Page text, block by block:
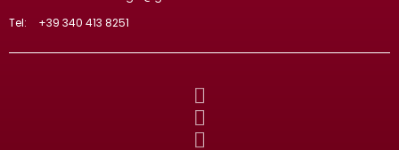
Tel:
+39 340 413 8251